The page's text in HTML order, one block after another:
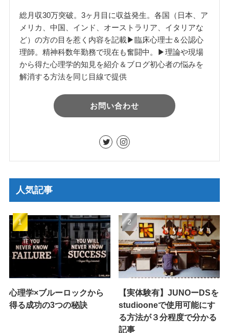
総月収30万突破。3ヶ月目に収益発生。各国（日本、ア
メリカ、中国、インド、オーストラリア、イタリアな
ど）の方の目を惹く内容を記載▶︎臨床心理士＆公認心
理師。精神科数年勤務で現在も奮闘中。▶︎理論や現場
から得た心理学的知見を紹介＆ブログ初心者の悩みを
解消する方法を同じ目線で提供
お問い合わせ
人気記事
心理学×ブルーロックから
得る成功の3つの秘訣
【実体験有】JUNOーDSを
studiooneで使用可能にす
る方法が３分程度で分かる
記事